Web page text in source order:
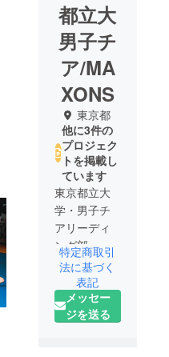
都立大
男子チ
ア/MA
XONS
東京都
他に3件の
プロジェク
トを掲載し
ています
東京都立大
学・男子チ
アリーディ
ング部
東京ドー
ム、代々木
第一体育
特定商取引
法に基づく
表記
メッセー
ジを送る